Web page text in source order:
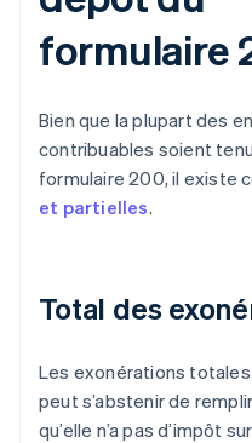
formulaire
Bien que la plupart des
contribuables soient
formulaire 200, il existe
et partielles.
Total des
Les exonérations
peut s’abstenir de
qu’elle n’a pas d’impôt